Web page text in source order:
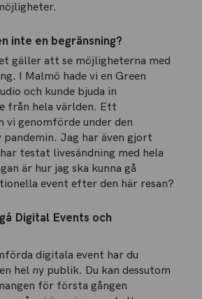
inte en begränsning?
gäller att se möjligheterna med
I Malmö hade vi en Green
och kunde bjuda in
från hela världen. Ett
genomförde under den
pandemin. Jag har även gjort
testat livesändning med hela
är hur jag ska kunna gå
event efter den här resan?
Digital Events och
digitala event har du
hel ny publik. Du kan dessutom
för första gången